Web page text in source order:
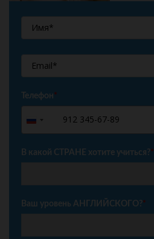
Телефон*
Russia
+7
В какой СТРАНЕ хотите учиться?*
Ваш уровень АНГЛИЙСКОГО?*